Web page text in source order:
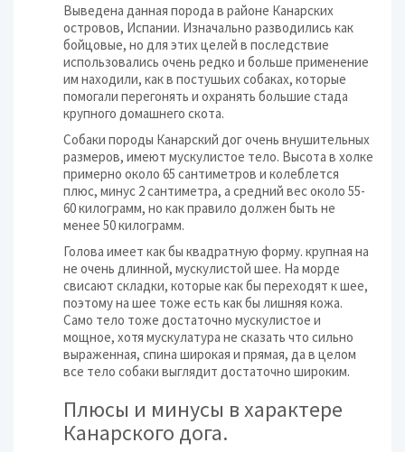
Выведена данная порода в районе Канарских
островов, Испании. Изначально разводились как
бойцовые, но для этих целей в последствие
использовались очень редко и больше применение
им находили, как в постушьих собаках, которые
помогали перегонять и охранять большие стада
крупного домашнего скота.
Собаки породы Канарский дог очень внушительных
размеров, имеют мускулистое тело. Высота в холке
примерно около 65 сантиметров и колеблется
плюс, минус 2 сантиметра, а средний вес около 55-
60 килограмм, но как правило должен быть не
менее 50 килограмм.
Голова имеет как бы квадратную форму. крупная на
не очень длинной, мускулистой шее. На морде
свисают складки, которые как бы переходят к шее,
поэтому на шее тоже есть как бы лишняя кожа.
Само тело тоже достаточно мускулистое и
мощное, хотя мускулатура не сказать что сильно
выраженная, спина широкая и прямая, да в целом
все тело собаки выглядит достаточно широким.
Плюсы и минусы в характере
Канарского дога.